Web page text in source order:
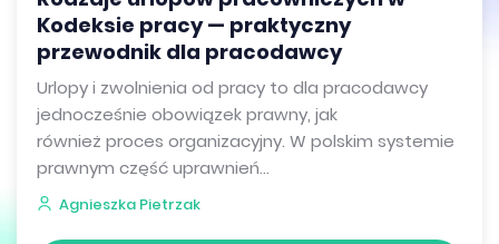
Kodeksie pracy — praktyczny
przewodnik dla pracodawcy
Urlopy i zwolnienia od pracy to dla pracodawcy
jednocześnie obowiązek prawny, jak
również proces organizacyjny. W polskim systemie
prawnym część uprawnień...
Agnieszka Pietrzak